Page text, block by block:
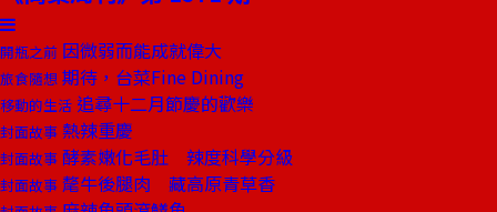
開瓶之前 因微弱而能成就偉大
旅食隨想 期待，台菜Fine Dining
移動的生活 追尋十二月節慶的歡樂
封面故事 熱辣重慶
封面故事 酵素嫩化毛肚 辣度科學分級
封面故事 氂牛後腿肉 藏高原青草香